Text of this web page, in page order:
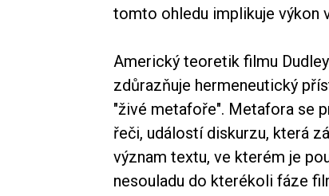
tomto ohledu implikuje výkon
Americký teoretik filmu
zdůrazňuje hermeneutický
"živé metafoře". Metafora se
řeči, událostí diskurzu, která
význam textu, ve kterém je
nesouladu do kterékoli fáze